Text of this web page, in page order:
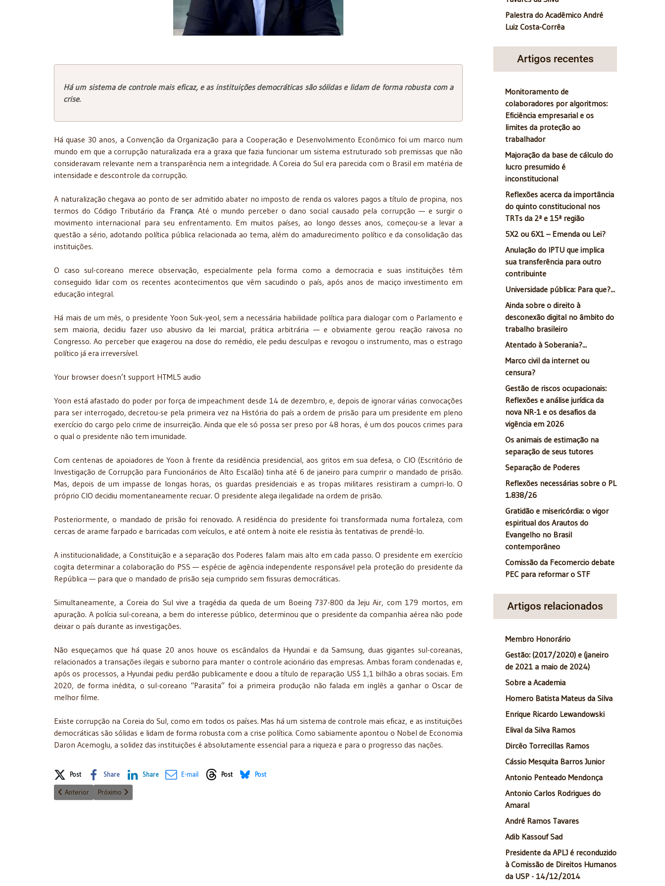
Há um sistema de controle mais eficaz, e as instituições democráticas são sólidas e lidam de forma robusta com a
crise.
Há quase 30 anos, a Convenção da Organização para a Cooperação e Desenvolvimento Econômico foi um marco num
mundo em que a corrupção naturalizada era a graxa que fazia funcionar um sistema estruturado sob premissas que não
consideravam relevante nem a transparência nem a integridade. A Coreia do Sul era parecida com o Brasil em matéria de
intensidade e descontrole da corrupção.
A naturalização chegava ao ponto de ser admitido abater no imposto de renda os valores pagos a título de propina, nos
termos do Código Tributário da França. Até o mundo perceber o dano social causado pela corrupção — e surgir o
movimento internacional para seu enfrentamento. Em muitos países, ao longo desses anos, começou-se a levar a
questão a sério, adotando política pública relacionada ao tema, além do amadurecimento político e da consolidação das
instituições.
O caso sul-coreano merece observação, especialmente pela forma como a democracia e suas instituições têm
conseguido lidar com os recentes acontecimentos que vêm sacudindo o país, após anos de maciço investimento em
educação integral.
Há mais de um mês, o presidente Yoon Suk-yeol, sem a necessária habilidade política para dialogar com o Parlamento e
sem maioria, decidiu fazer uso abusivo da lei marcial, prática arbitrária — e obviamente gerou reação raivosa no
Congresso. Ao perceber que exagerou na dose do remédio, ele pediu desculpas e revogou o instrumento, mas o estrago
político já era irreversível.
Your browser doesn’t support HTML5 audio
Yoon está afastado do poder por força de impeachment desde 14 de dezembro, e, depois de ignorar várias convocações
para ser interrogado, decretou-se pela primeira vez na História do país a ordem de prisão para um presidente em pleno
exercício do cargo pelo crime de insurreição. Ainda que ele só possa ser preso por 48 horas, é um dos poucos crimes para
o qual o presidente não tem imunidade.
Com centenas de apoiadores de Yoon à frente da residência presidencial, aos gritos em sua defesa, o CIO (Escritório de
Investigação de Corrupção para Funcionários de Alto Escalão) tinha até 6 de janeiro para cumprir o mandado de prisão.
Mas, depois de um impasse de longas horas, os guardas presidenciais e as tropas militares resistiram a cumpri-lo. O
próprio CIO decidiu momentaneamente recuar. O presidente alega ilegalidade na ordem de prisão.
Posteriormente, o mandado de prisão foi renovado. A residência do presidente foi transformada numa fortaleza, com
cercas de arame farpado e barricadas com veículos, e até ontem à noite ele resistia às tentativas de prendê-lo.
A institucionalidade, a Constituição e a separação dos Poderes falam mais alto em cada passo. O presidente em exercício
cogita determinar a colaboração do PSS — espécie de agência independente responsável pela proteção do presidente da
República — para que o mandado de prisão seja cumprido sem fissuras democráticas.
Simultaneamente, a Coreia do Sul vive a tragédia da queda de um Boeing 737-800 da Jeju Air, com 179 mortos, em
apuração. A polícia sul-coreana, a bem do interesse público, determinou que o presidente da companhia aérea não pode
deixar o país durante as investigações.
Não esqueçamos que há quase 20 anos houve os escândalos da Hyundai e da Samsung, duas gigantes sul-coreanas,
relacionados a transações ilegais e suborno para manter o controle acionário das empresas. Ambas foram condenadas e,
após os processos, a Hyundai pediu perdão publicamente e doou a título de reparação US$ 1,1 bilhão a obras sociais. Em
2020, de forma inédita, o sul-coreano “Parasita” foi a primeira produção não falada em inglês a ganhar o Oscar de
melhor filme.
Existe corrupção na Coreia do Sul, como em todos os países. Mas há um sistema de controle mais eficaz, e as instituições
democráticas são sólidas e lidam de forma robusta com a crise política. Como sabiamente apontou o Nobel de Economia
Daron Acemoglu, a solidez das instituições é absolutamente essencial para a riqueza e para o progresso das nações.
Share on Social Media
Post Share Share E-mail Post Post
Artigo anterior: Disciplina para as Big Techs
Anterior Próximo artigo: Impedimentos e suspeições
Próximo
Palestra do Acadêmico André
Luiz Costa-Corrêa
Artigos recentes
Monitoramento de
colaboradores por algoritmos:
Eficiência empresarial e os
limites da proteção ao
trabalhador
Majoração da base de cálculo do
lucro presumido é
inconstitucional
Reflexões acerca da importância
do quinto constitucional nos
TRTs da 2ª e 15ª região
5X2 ou 6X1 – Emenda ou Lei?
Anulação do IPTU que implica
sua transferência para outro
contribuinte
Universidade pública: Para que?...
Ainda sobre o direito à
desconexão digital no âmbito do
trabalho brasileiro
Atentado à Soberania?...
Marco civil da internet ou
censura?
Gestão de riscos ocupacionais:
Reflexões e análise jurídica da
nova NR-1 e os desafios da
vigência em 2026
Os animais de estimação na
separação de seus tutores
Separação de Poderes
Reflexões necessárias sobre o PL
1.838/26
Gratidão e misericórdia: o vigor
espiritual dos Arautos do
Evangelho no Brasil
contemporâneo
Comissão da Fecomercio debate
PEC para reformar o STF
Artigos relacionados
Membro Honorário
Gestão: (2017/2020) e (janeiro
de 2021 a maio de 2024)
Sobre a Academia
Homero Batista Mateus da Silva
Enrique Ricardo Lewandowski
Elival da Silva Ramos
Dircêo Torrecillas Ramos
Cássio Mesquita Barros Junior
Antonio Penteado Mendonça
Antonio Carlos Rodrigues do
Amaral
André Ramos Tavares
Adib Kassouf Sad
Presidente da APLJ é reconduzido
à Comissão de Direitos Humanos
da USP - 14/12/2014